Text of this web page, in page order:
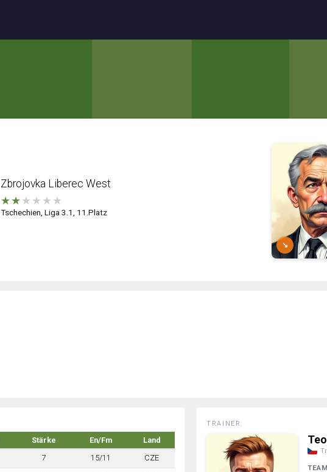
Zbrojovka Liberec West
★★★ ★ ★ ★
Tschechien, Liga 3.1, 11.Platz
↘
Stärke En/Fm
Land
7 15/11 CZE
TRAINER: